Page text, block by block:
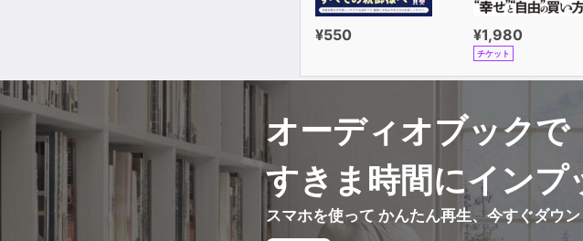
BEST 18 Just about. だいたいね。
BEST 19 No wonder. どおりで。
BEST 20 It depends. 場合によります。
BEST 21-120 My pleasure. / You
Chapter 3 気持ちが伝わる
3語フレーズ BEST 130
BEST 1 Just in case. 念のため。
BEST 2 Take it easy. むきになるなよ。
¥550 ¥1,980
チケット
オーディオブックで
すきま時間にインプ
スマホを使って かんたん再生、今すぐダウ